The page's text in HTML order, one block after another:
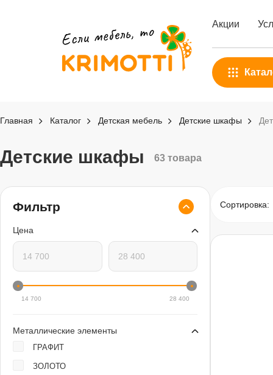
Акции
Главная Каталог Детская мебель Детские шкафы
Детские шкафы 63 товара
Сортировка:
Фильтр
Цена
14 700 28 400
Металлические элементы
ГРАФИТ
ЗОЛОТО